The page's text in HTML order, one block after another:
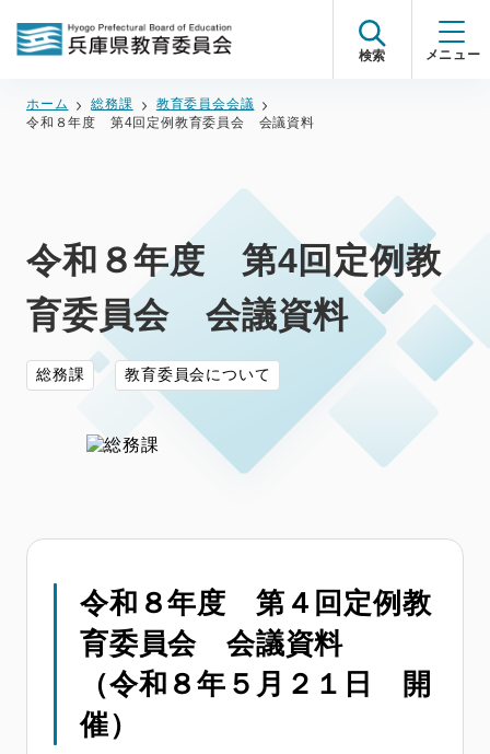
検索
ホーム 総務課
教育委員会会議
令和８年度 第4回定例教育委員会 会議資料
令和８年度 第4回定例教
育委員会 会議資料
総務課 教育委員会について
令和８年度 第４回定例教
育委員会 会議資料
（令和８年５月２１日 開
催）